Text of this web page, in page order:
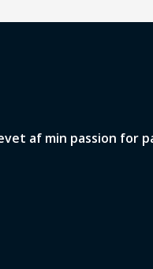
af min passion for